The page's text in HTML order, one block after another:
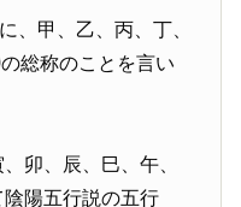
、甲、乙、丙、丁、
総称のことを言い
卯、辰、巳、午、
陽五行説の五行